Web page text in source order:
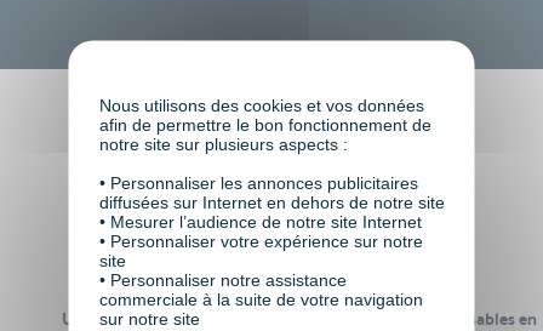
Faire le choix de VISIPLUS
academy c’est
Un réseau de 22 000
100% des formations réalisables en
Nous utilisons des cookies et vos données
afin de permettre le bon fonctionnement de
notre site sur plusieurs aspects :
• Personnaliser les annonces publicitaires
diffusées sur Internet en dehors de notre site
• Mesurer l’audience de notre site Internet
• Personnaliser votre expérience sur notre
site
• Personnaliser notre assistance
commerciale à la suite de votre navigation
sur notre site